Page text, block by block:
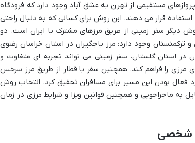
مستقیمی از تهران به عشق آباد وجود دارد که فرودگاه
قرار می دهند. این روش برای کسانی که به دنبال راحتی
دیگر سفر زمینی از طریق مرزهای مشترک با ایران است. دو
و ترکمنستان وجود دارد: مرز باجگیران در استان خراسان رضوی
در استان گلستان. سفر زمینی می تواند تجربه ای متفاوت و
مرزی را فراهم کند. همچنین سفر با قطار از طریق مرز سرخس
فعال بودن این مسیر برای مسافران تحقیق کرد. انتخاب روش
به ماجراجویی و همچنین قوانین ویزا و شرایط مرزی در زمان
شخصی